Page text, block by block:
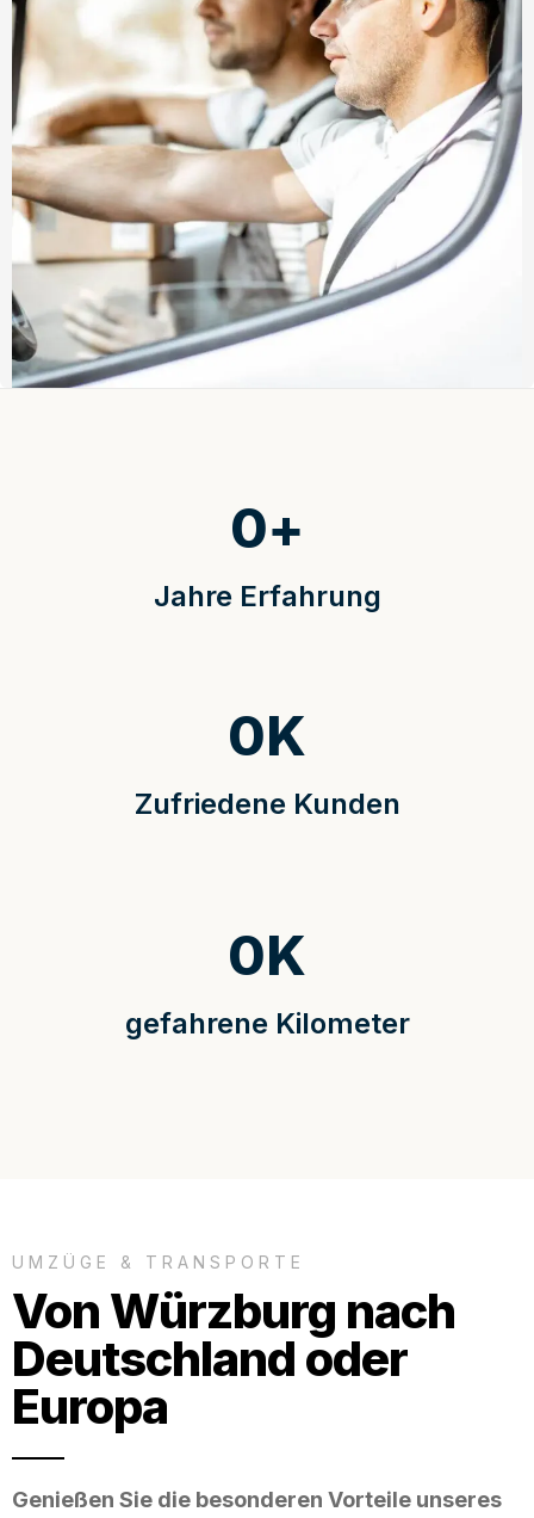
Jahre Erfahrung
0+
Zufriedene Kunden
0K
gefahrene Kilometer
0K
UMZÜGE & TRANSPORTE
Von Würzburg nach
Deutschland oder
Europa
Genießen Sie die besonderen Vorteile unseres